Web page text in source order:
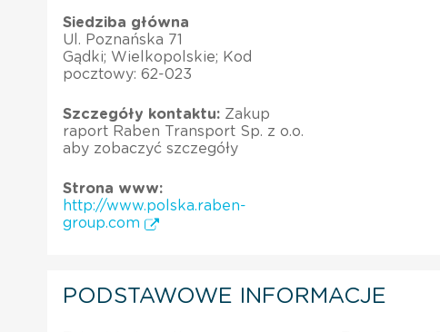
Siedziba główna
Ul. Poznańska 71
Gądki; Wielkopolskie; Kod
pocztowy: 62-023
Szczegóły kontaktu: Zakup
raport Raben Transport Sp. z o.o.
aby zobaczyć szczegóły
Strona www:
http://www.polska.raben-
group.com
PODSTAWOWE INFORMACJE